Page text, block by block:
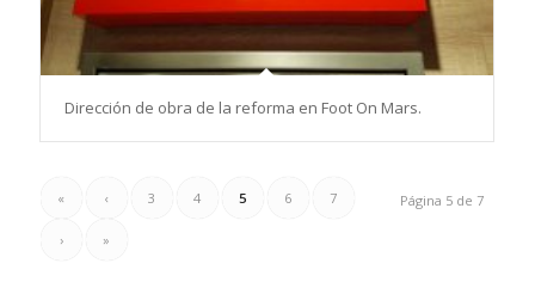
Dirección de obra de la reforma en Foot On Mars.
Página 5 de 7
« ‹ 3 4 5 6 7
› »